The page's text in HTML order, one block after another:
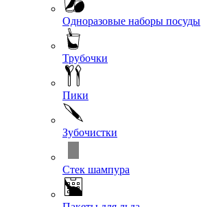
Одноразовые наборы посуды
Трубочки
Пики
Зубочистки
Стек шампура